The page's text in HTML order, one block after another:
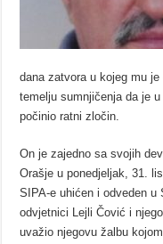
dana zatvora u kojeg mu
temelju sumnjičenja da je
počinio ratni zločin.
On je zajedno sa svojih
Orašje u ponedjeljak, 31.
SIPA-e uhićen i odveden u
odvjetnici Lejli Čović i
uvažio njegovu žalbu